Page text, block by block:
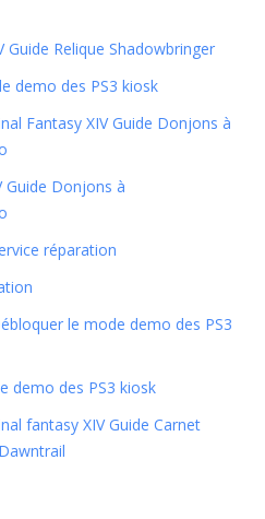
Guide Relique Shadowbringer
demo des PS3 kiosk
Fantasy XIV Guide Donjons à
Guide Donjons à
réparation
le mode demo des PS3
demo des PS3 kiosk
fantasy XIV Guide Carnet